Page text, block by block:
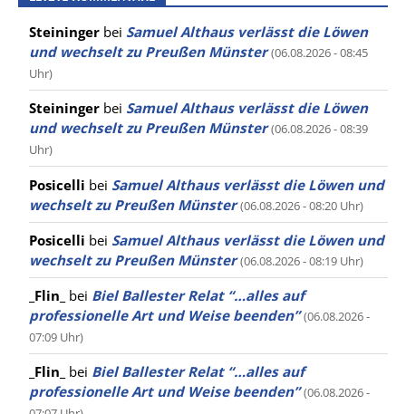
Steininger bei Samuel Althaus verlässt die Löwen
und wechselt zu Preußen Münster (06.08.2026 - 08:45
Uhr)
Steininger bei Samuel Althaus verlässt die Löwen
und wechselt zu Preußen Münster (06.08.2026 - 08:39
Uhr)
Posicelli bei Samuel Althaus verlässt die Löwen und
wechselt zu Preußen Münster (06.08.2026 - 08:20 Uhr)
Posicelli bei Samuel Althaus verlässt die Löwen und
wechselt zu Preußen Münster (06.08.2026 - 08:19 Uhr)
_Flin_ bei Biel Ballester Relat “…alles auf
professionelle Art und Weise beenden” (06.08.2026 -
07:09 Uhr)
_Flin_ bei Biel Ballester Relat “…alles auf
professionelle Art und Weise beenden” (06.08.2026 -